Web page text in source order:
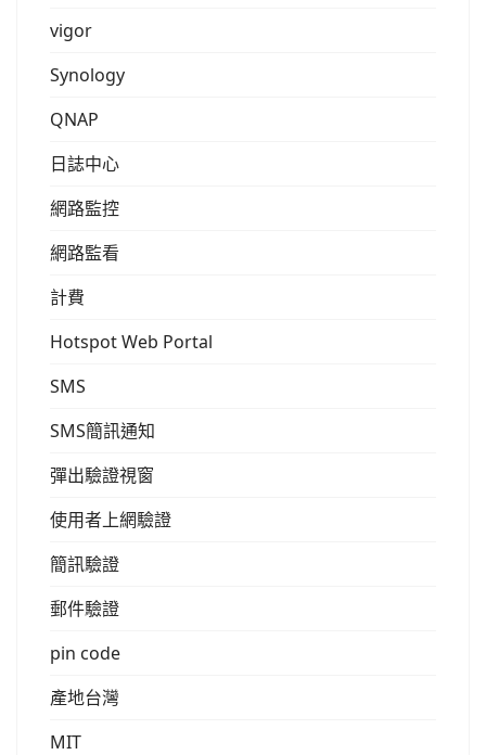
vigor
Synology
QNAP
日誌中心
網路監控
網路監看
計費
Hotspot Web Portal
SMS
SMS簡訊通知
彈出驗證視窗
使用者上網驗證
簡訊驗證
郵件驗證
pin code
產地台灣
MIT